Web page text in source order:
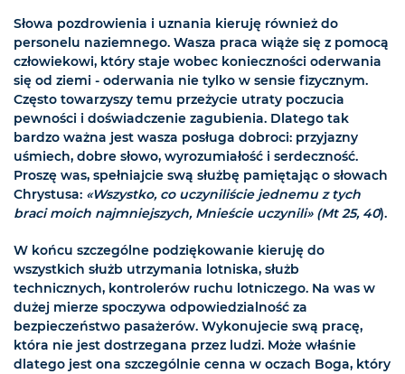
Słowa pozdrowienia i uznania kieruję również do
personelu naziemnego. Wasza praca wiąże się z pomocą
człowiekowi, który staje wobec konieczności oderwania
się od ziemi - oderwania nie tylko w sensie fizycznym.
Często towarzyszy temu przeżycie utraty poczucia
pewności i doświadczenie zagubienia. Dlatego tak
bardzo ważna jest wasza posługa dobroci: przyjazny
uśmiech, dobre słowo, wyrozumiałość i serdeczność.
Proszę was, spełniajcie swą służbę pamiętając o słowach
Chrystusa: «Wszystko, co uczyniliście jednemu z tych
braci moich najmniejszych, Mnieście uczynili» (Mt 25, 40).
W końcu szczególne podziękowanie kieruję do
wszystkich służb utrzymania lotniska, służb
technicznych, kontrolerów ruchu lotniczego. Na was w
dużej mierze spoczywa odpowiedzialność za
bezpieczeństwo pasażerów. Wykonujecie swą pracę,
która nie jest dostrzegana przez ludzi. Może właśnie
dlatego jest ona szczególnie cenna w oczach Boga, który